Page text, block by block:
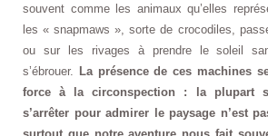
souvent comme les animaux qu’elles
les « snapmaws », sorte de crocodiles,
ou sur les rivages à prendre le soleil
s’ébrouer. La présence de ces machines
force à la circonspection : la plupart
s’arrêter pour admirer le paysage n’est